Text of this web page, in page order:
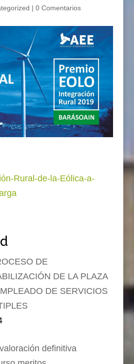
| 0 Comentarios
Rural-de-la-Eólica-a-
DE
DE LA PLAZA
DE SERVICIOS
definitiva